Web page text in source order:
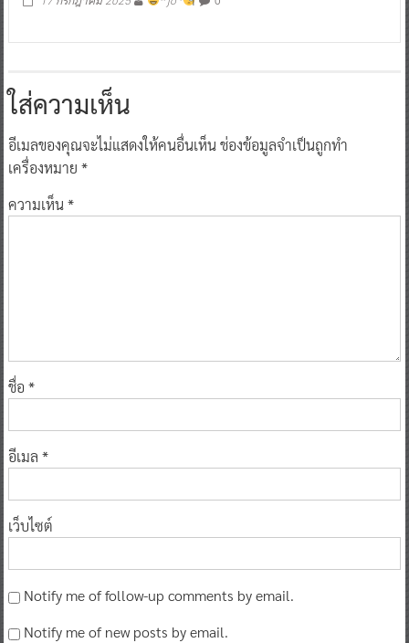
ใส่ความเห็น
อีเมลของคุณจะไม่แสดงให้คนอื่นเห็นช่องข้อมูลจำเป็นถูกทำ
เครื่องหมาย *
ความเห็น*
ชื่อ *
อีเมล *
เว็บไซต์
Notify me of follow-up comments by email.
Notify me of new posts by email.